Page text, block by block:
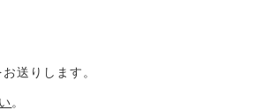
送りします。
。